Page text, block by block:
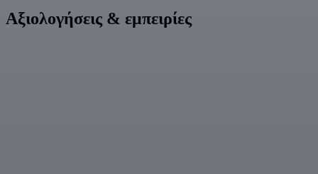
Αξιολογήσεις & εμπειρίες